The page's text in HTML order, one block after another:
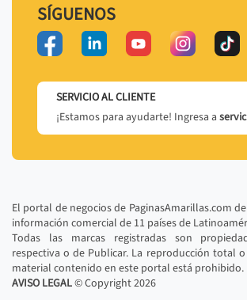
SÍGUENOS
SERVICIO AL CLIENTE
¡Estamos para ayudarte! Ingresa a
El portal de negocios de PaginasAmarillas.com
información comercial de 11 países de
Todas las marcas registradas son
respectiva o de Publicar. La reproducción total
material contenido en este portal está prohibido.
AVISO LEGAL© Copyright2026